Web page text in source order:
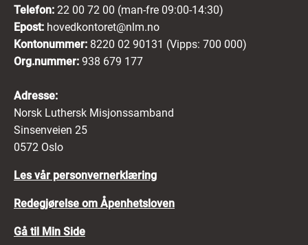
Telefon: 22 00 72 00 (man-fre 09:00-14:30)
Epost: hovedkontoret@nlm.no
Kontonummer: 8220 02 90131 (Vipps: 700 000)
Org.nummer: 938 679 177
Adresse:
Norsk Luthersk Misjonssamband
Sinsenveien 25
0572 Oslo
Les vår personvernerklæring
Redegjørelse om Åpenhetsloven
Gå til Min Side